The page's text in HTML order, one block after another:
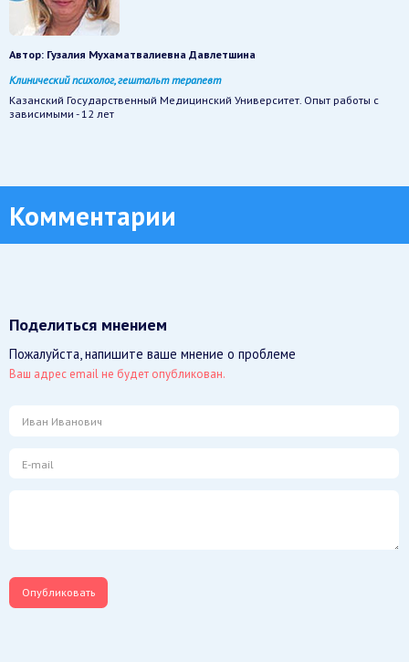
Автор: Гузалия Мухаматвалиевна Давлетшина
Клинический психолог, гештальт терапевт
Казанский Государственный Медицинский Университет. Опыт работы с
зависимыми - 12 лет
Комментарии
Поделиться мнением
Пожалуйста, напишите ваше мнение о проблеме
Ваш адрес email не будет опубликован.